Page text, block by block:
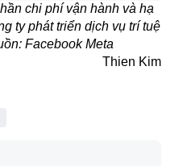
chi phí vận hành và hạ
ty phát triển dịch vụ trí tuệ
Facebook Meta
Thien Kim